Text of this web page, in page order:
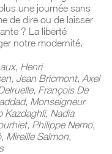
une journée sans
de dire ou de laisser
? La liberté
notre modernité.
Henri
Jean Bricmont, Axel
François De
Monseigneur
Kazdaghli, Nadia
Philippe Nemo,
Mireille Salmon,